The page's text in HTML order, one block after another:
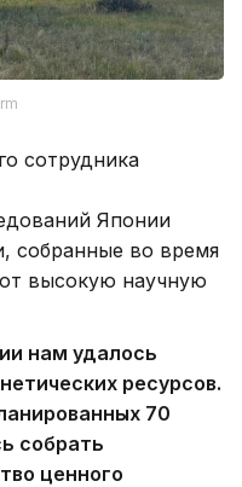
сотрудника
Японии
собранные во время
высокую научную
нам удалось
ресурсов.
70
собрать
ценного